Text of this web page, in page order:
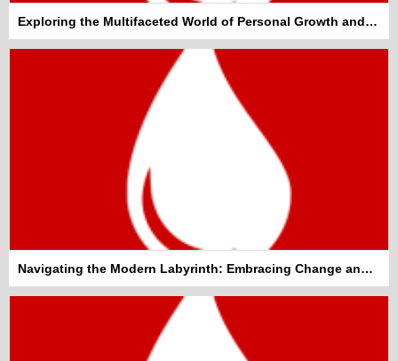
Exploring the Multifaceted World of Personal Growth and Well-being
Navigating the Modern Labyrinth: Embracing Change and Staying Informed